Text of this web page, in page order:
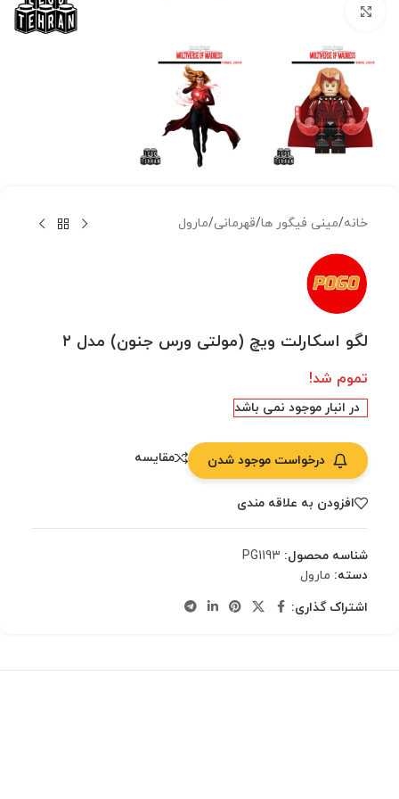
خانه/مینی فیگور ها/قهرمانی/مارول
لگو اسکارلت ویچ (مولتی ورس جنون) مدل ۲
تموم شد!
در انبار موجود نمی باشد
درخواست موجود شدن مقایسه
افزودن به علاقه مندی
شناسه محصول: PG1193
دسته: مارول
اشتراک گذاری: